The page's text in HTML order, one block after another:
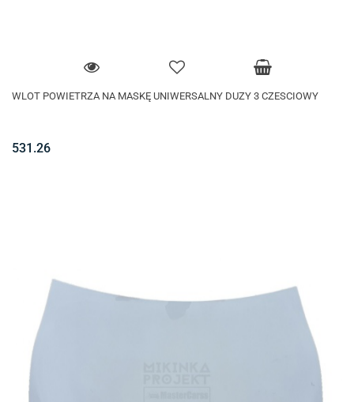
WLOT POWIETRZA NA MASKĘ UNIWERSALNY DUZY 3 CZESCIOWY
531.26